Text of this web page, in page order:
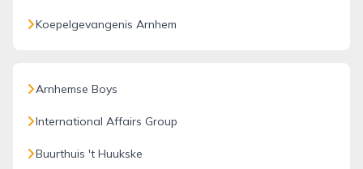
Koepelgevangenis Arnhem
Arnhemse Boys
International Affairs Group
Buurthuis 't Huukske